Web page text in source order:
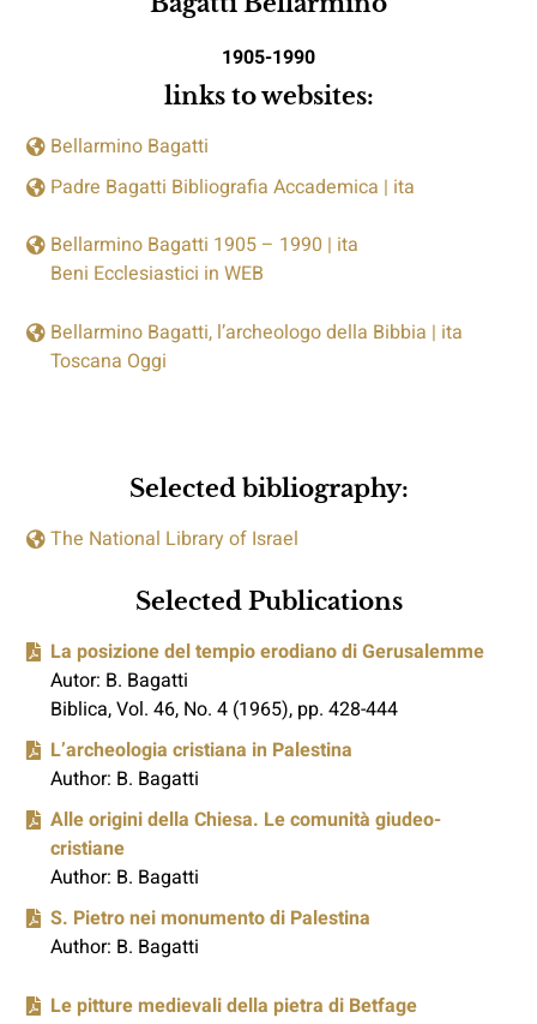
1905-1990
links to websites:
Bellarmino Bagatti
Padre Bagatti Bibliografia Accademica | ita
Bellarmino Bagatti 1905 – 1990 | ita
Beni Ecclesiastici in WEB
Bellarmino Bagatti, l’archeologo della Bibbia | ita
Toscana Oggi
Selected bibliography:
The National Library of Israel
Selected Publications
La posizione del tempio erodiano di Gerusalemme
Autor: B. Bagatti
Biblica, Vol. 46, No. 4 (1965), pp. 428-444
L’archeologia cristiana in Palestina
Author: B. Bagatti
Alle origini della Chiesa. Le comunità giudeo-
cristiane
Author: B. Bagatti
S. Pietro nei monumento di Palestina
Author: B. Bagatti
Le pitture medievali della pietra di Betfage